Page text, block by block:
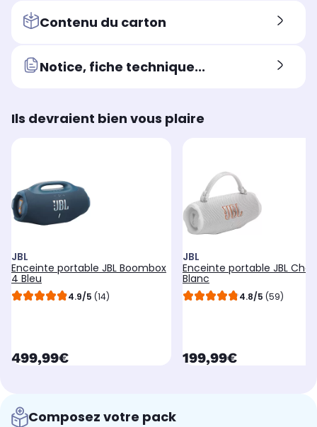
Contenu du carton
Notice, fiche technique...
Ils devraient bien vous plaire
JBL
Enceinte portable JBL Boombox
4 Bleu
4.9/5 (14)
currentPrice
499,99€
JBL
Enceinte portable JBL
Blanc
4.8/5 (59)
currentPrice
199,99€
Composez votre pack